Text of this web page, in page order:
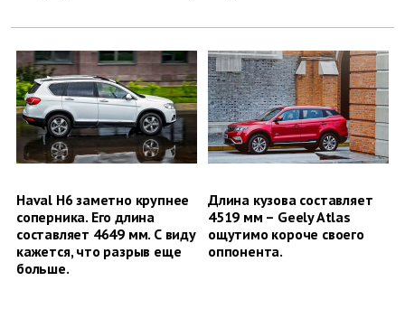
Haval Н6 заметно крупнее
соперника. Его длина
составляет 4649 мм. С виду
кажется, что разрыв еще
больше.
Длина кузова составляет
4519 мм – Geely Atlas
ощутимо короче своего
оппонента.